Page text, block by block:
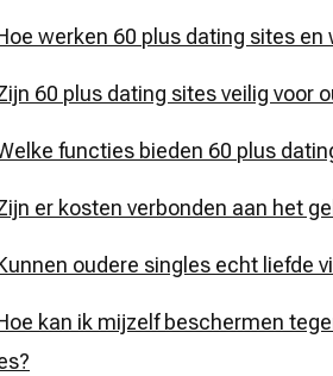
werken 60 plus dating sites
60 plus dating sites veilig voor
functies bieden 60 plus
er kosten verbonden aan het
oudere singles echt liefde
kan ik mijzelf beschermen